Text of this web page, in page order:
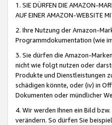
1. SIE DÜRFEN DIE AMAZON-
AUF EINER AMAZON-WEBSITE
2. Ihre Nutzung der Amazon-
Programmdokumentation (wie
3. Sie dürfen die Amazon-
nicht wie folgt nutzen oder
Produkte und Dienstleistungen
schädigen könnte, oder (iv) in
Dokumenten oder mündlicher
4. Wir werden Ihnen ein Bild
verändern. So dürfen Sie